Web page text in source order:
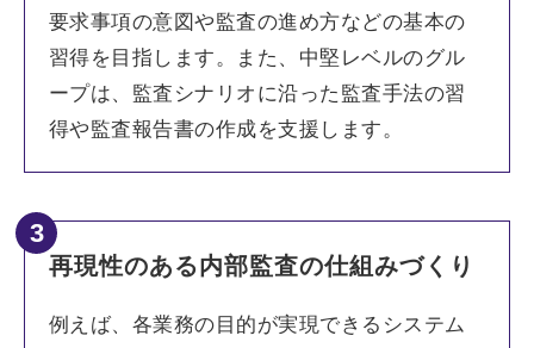
要求事項の意図や監査の進め方などの基本の
習得を目指します。また、中堅レベルのグル
ープは、監査シナリオに沿った監査手法の習
得や監査報告書の作成を支援します。
3
再現性のある内部監査の仕組みづくり
例えば、各業務の目的が実現できるシステム